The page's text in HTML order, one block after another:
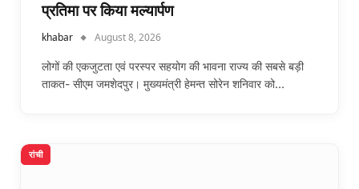
प्रतिमा पर किया मल्यार्पण
khabar August 8, 2026
लोगों की एकजुटता एवं परस्पर सहयोग की भावना राज्य की सबसे बड़ी
ताकत- सीएम जमशेदपुर। मुख्यमंत्री हेमन्त सोरेन शनिवार को…
रांची